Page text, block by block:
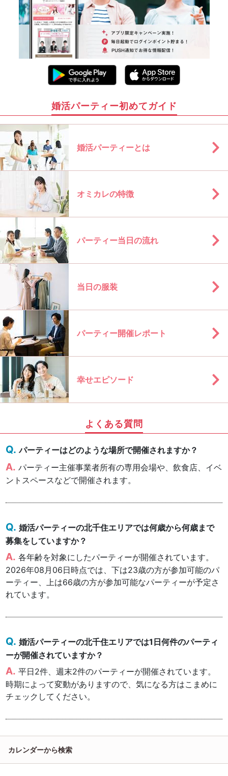
婚活パーティー初めてガイド
婚活パーティーとは
オミカレの特徴
パーティー当日の流れ
当日の服装
パーティー開催レポート
幸せエピソード
よくある質問
パーティーはどのような場所で開催されますか？
パーティー主催事業者所有の専用会場や、飲食店、イベ
ントスペースなどで開催されます。
婚活パーティーの北千住エリアでは何歳から何歳まで
募集をしていますか？
各年齢を対象にしたパーティーが開催されています。
2026年08月06日時点では、下は23歳の方が参加可能のパ
ーティー、上は66歳の方が参加可能なパーティーが予定さ
れています。
婚活パーティーの北千住エリアでは1日何件のパーティ
ーが開催されていますか？
平日2件、週末2件のパーティーが開催されています。
時期によって変動がありますので、気になる方はこまめに
チェックしてください。
カレンダーから検索